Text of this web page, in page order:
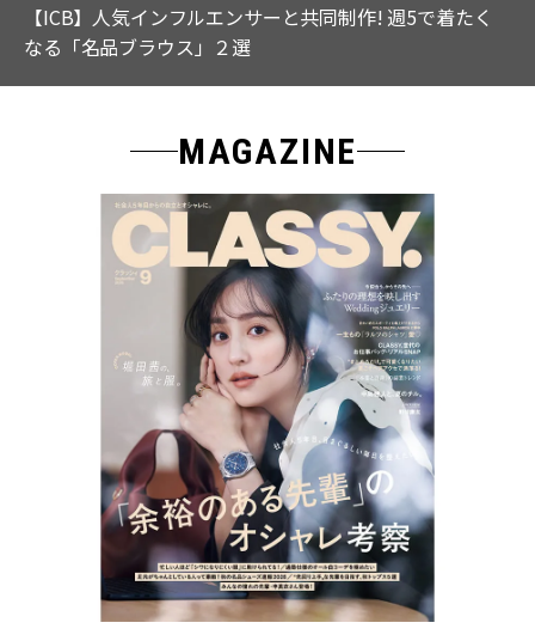
【ICB】人気インフルエンサーと共同制作! 週5で着たく
なる「名品ブラウス」２選
MAGAZINE